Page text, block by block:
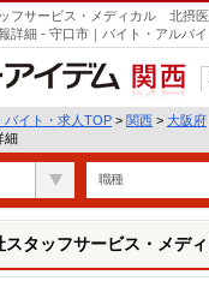
フサービス・メディカル 北摂
詳細 - 守口市｜バイト・アルバ
関西
バイト・求人TOP > 関西 > 大阪府
細
職種
スタッフサービス・メデ